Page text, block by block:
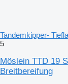
Tandemkipper-
5
Möslein TTD 19
Breitbereifung